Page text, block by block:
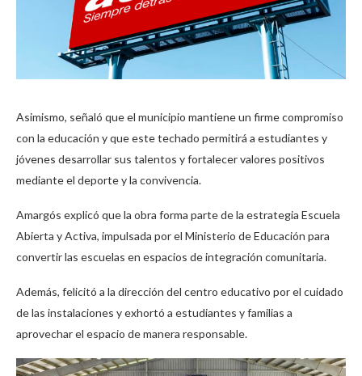
Asimismo, señaló que el municipio mantiene un firme compromiso
con la educación y que este techado permitirá a estudiantes y
jóvenes desarrollar sus talentos y fortalecer valores positivos
mediante el deporte y la convivencia.
Amargós explicó que la obra forma parte de la estrategia Escuela
Abierta y Activa, impulsada por el Ministerio de Educación para
convertir las escuelas en espacios de integración comunitaria.
Además, felicitó a la dirección del centro educativo por el cuidado
de las instalaciones y exhortó a estudiantes y familias a
aprovechar el espacio de manera responsable.